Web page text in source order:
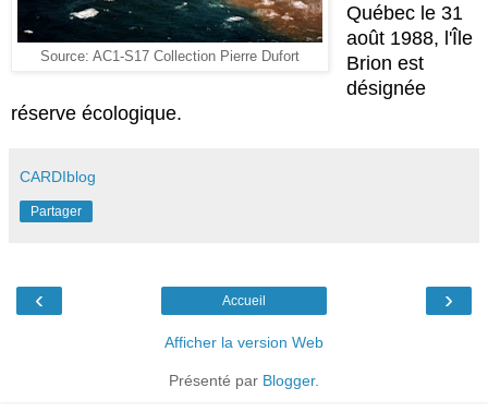
Source: AC1-S17 Collection Pierre Dufort
Québec le 31
août 1988, l'Île
Brion est
désignée
réserve écologique.
CARDIblog
Partager
‹ ›
Accueil
Afficher la version Web
Présenté par Blogger.